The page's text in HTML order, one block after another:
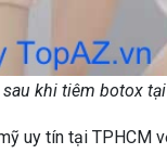
khi tiêm botox
uy tín tại TPHCM